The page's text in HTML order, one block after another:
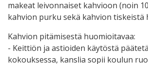
makeat leivonnaiset kahvioon (noin
kahvion purku sekä kahvion tiskeistä
Kahvion pitämisestä huomioitavaa:
- Keittiön ja astioiden käytöstä
kokouksessa, kanslia sopii koulun